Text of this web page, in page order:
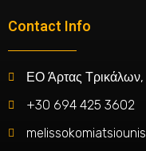
Contact Info
ΕΟ Άρτας Τρικάλων,
+30 694 425 3602